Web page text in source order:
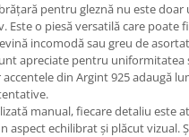
ȘNUR REGLABIL
cu șnur reglabil
cu șnur reglabil
pentru gleznă nu este doar
Este o piesă versatilă care poate
incomodă sau greu de
apreciate pentru uniformitatea
accentele din Argint 925 adaugă
manual, fiecare detaliu este
aspect echilibrat și plăcut vizual.